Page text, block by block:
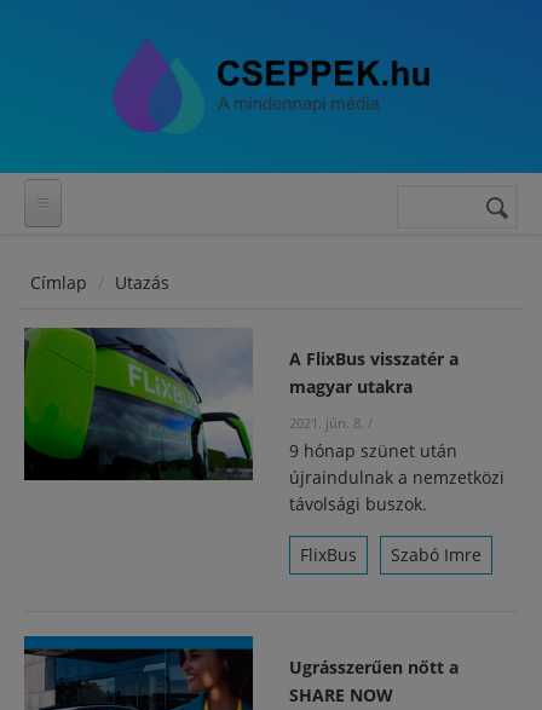
Keresés
Címlap Utazás
A FlixBus visszatér a
magyar utakra
2021. jún. 8. /
9 hónap szünet után
újraindulnak a nemzetközi
távolsági buszok.
FlixBus Szabó Imre
Ugrásszerűen nőtt a
SHARE NOW